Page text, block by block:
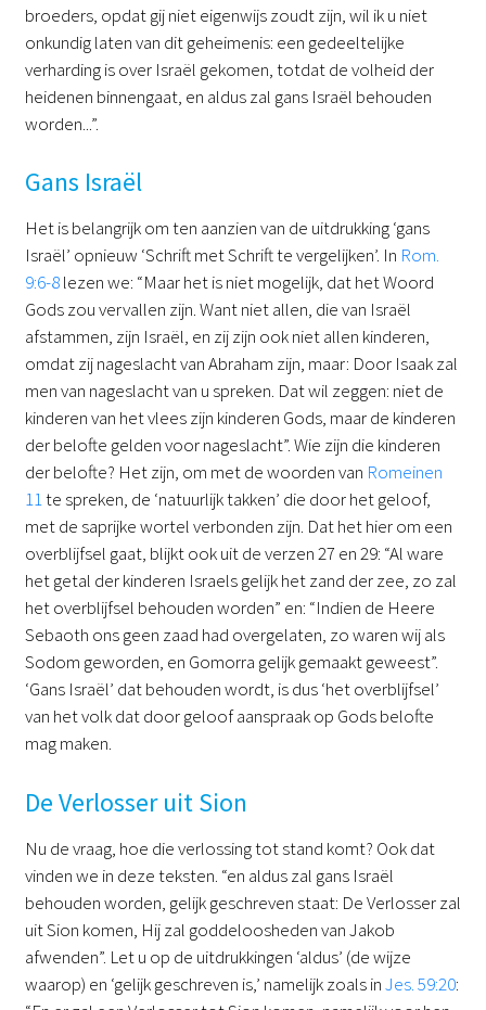
broeders, opdat gij niet eigenwijs zoudt zijn, wil ik u niet
onkundig laten van dit geheimenis: een gedeeltelijke
verharding is over Israël gekomen, totdat de volheid der
heidenen binnengaat, en aldus zal gans Israël behouden
worden...”.
Gans Israël
Het is belangrijk om ten aanzien van de uitdrukking ‘gans
Israël’ opnieuw ‘Schrift met Schrift te vergelijken’. In Rom.
9:6-8lezen we: “Maar het is niet mogelijk, dat het Woord
Gods zou vervallen zijn. Want niet allen, die van Israël
afstammen, zijn Israël, en zij zijn ook niet allen kinderen,
omdat zij nageslacht van Abraham zijn, maar: Door Isaak zal
men van nageslacht van u spreken. Dat wil zeggen: niet de
kinderen van het vlees zijn kinderen Gods, maar de kinderen
der belofte gelden voor nageslacht”. Wie zijn die kinderen
der belofte? Het zijn, om met de woorden van Romeinen
11te spreken, de ‘natuurlijk takken’ die door het geloof,
met de saprijke wortel verbonden zijn. Dat het hier om een
overblijfsel gaat, blijkt ook uit de verzen 27 en 29: “Al ware
het getal der kinderen Israels gelijk het zand der zee, zo zal
het overblijfsel behouden worden” en: “Indien de Heere
Sebaoth ons geen zaad had overgelaten, zo waren wij als
Sodom geworden, en Gomorra gelijk gemaakt geweest”.
‘Gans Israël’ dat behouden wordt, is dus ‘het overblijfsel’
van het volk dat door geloof aanspraak op Gods belofte
mag maken.
De Verlosser uit Sion
Nu de vraag, hoe die verlossing tot stand komt? Ook dat
vinden we in deze teksten. “en aldus zal gans Israël
behouden worden, gelijk geschreven staat: De Verlosser zal
uit Sion komen, Hij zal goddeloosheden van Jakob
afwenden”. Let u op de uitdrukkingen ‘aldus’ (de wijze
waarop) en ‘gelijk geschreven is,’ namelijk zoals inJes. 59:20: